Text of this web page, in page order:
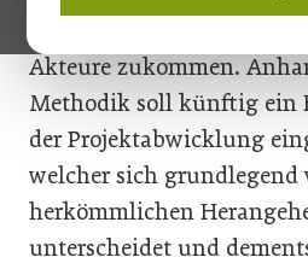
Akteure zukommen.
Methodik soll künftig ein
der Projektabwicklung
welcher sich grundlegend
herkömmlichen
unterscheidet und